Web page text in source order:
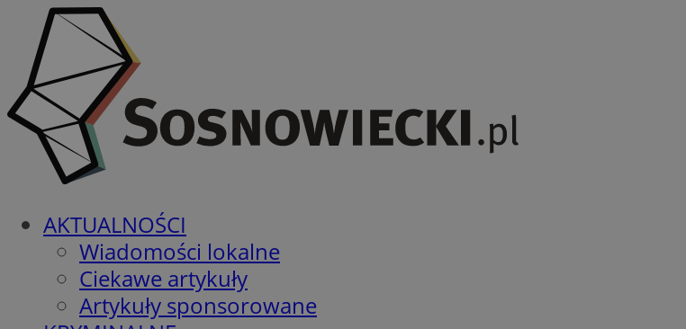
AKTUALNOŚCI
Wiadomości lokalne
Ciekawe artykuły
Artykuły sponsorowane